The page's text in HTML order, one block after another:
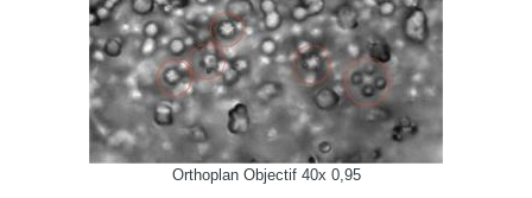
Orthoplan Objectif 40x 0,95